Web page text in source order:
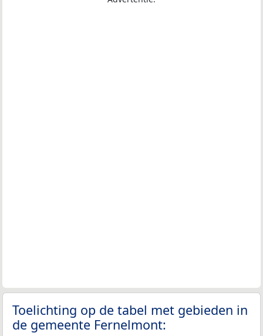
Toelichting op de tabel met gebieden in
de gemeente Fernelmont: